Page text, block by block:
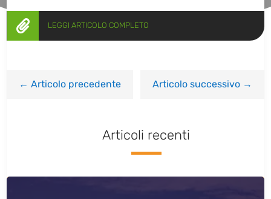
 LEGGI ARTICOLO COMPLETO
←Articolo precedente Articolo successivo→
Articoli recenti